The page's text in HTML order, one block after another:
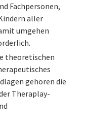
Fachpersonen,
aller
umgehen
theoretischen
gehören die
Theraplay-